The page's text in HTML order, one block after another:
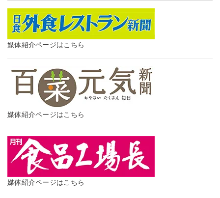
媒体紹介ページはこちら
媒体紹介ページはこちら
媒体紹介ページはこちら